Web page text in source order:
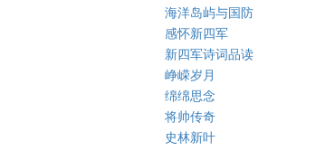
海洋岛屿与国防
感怀新四军
新四军诗词品读
峥嵘岁月
绵绵思念
将帅传奇
史林新叶